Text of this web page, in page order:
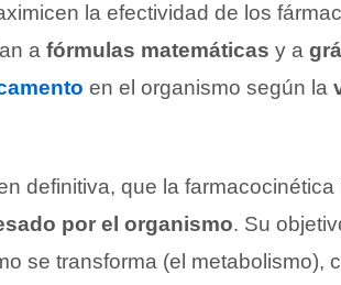
la efectividad de los
a fórmulas matemáticas y a
en el organismo según la
definitiva, que la farmacocinética
por el organismo. Su
se transforma (el metabolismo),